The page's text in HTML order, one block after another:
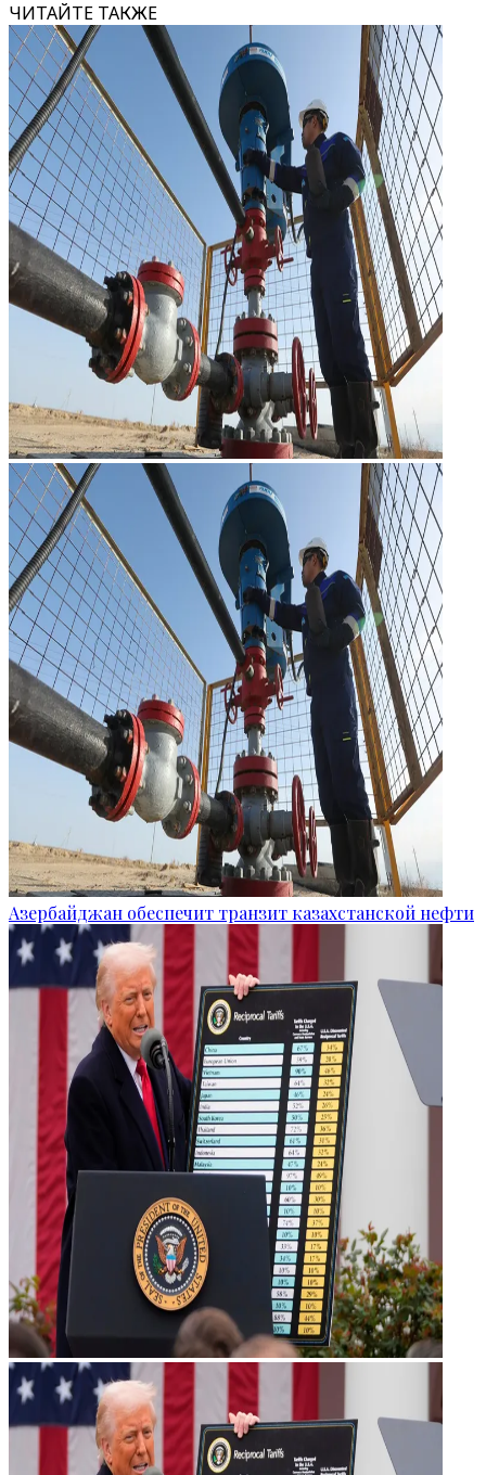
ЧИТАЙТЕ ТАКЖЕ
Азербайджан обеспечит транзит казахстанской нефти